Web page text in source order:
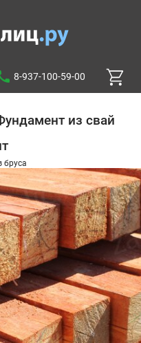
8-937-100-59-00
из свай
бруса